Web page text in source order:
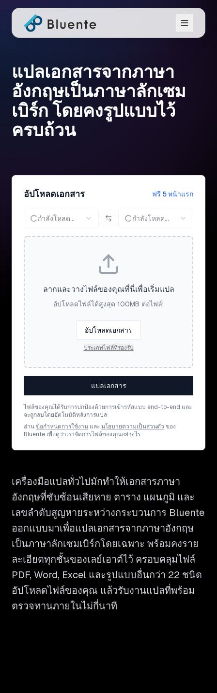
แปลเอกสารจากภาษา
อังกฤษเป็นภาษาลักเซม
เบิร์ก โดยคงรูปแบบไว้
ครบถ้วน
อัปโหลดเอกสาร ฟรี 5 หน้าแรก
กำลังโหลด... กำลังโหลด...
ลากและวางไฟล์ของคุณที่นี่เพื่อเริ่มแปล
อัปโหลดไฟล์ได้สูงสุด 100MB ต่อไฟล์!
อัปโหลดเอกสาร
ประเภทไฟล์ที่รองรับ
แปลเอกสาร
ไฟล์ของคุณได้รับการปกป้องด้วยการเข้ารหัสแบบ end-to-end และ
จะถูกลบโดยอัตโนมัติหลังการแปล
อ่านข้อกำหนดการใช้งาน และ นโยบายความเป็นส่วนตัว ของ
Bluente เพื่อดูว่าเราจัดการไฟล์ของคุณอย่างไร
เครื่องมือแปลทั่วไปมักทำให้เอกสารภาษา
อังกฤษที่ซับซ้อนเสียหาย ตาราง แผนภูมิ และ
เลขลำดับสูญหายระหว่างกระบวนการ Bluente
ออกแบบมาเพื่อแปลเอกสารจากภาษาอังกฤษ
เป็นภาษาลักเซมเบิร์กโดยเฉพาะ พร้อมคงราย
ละเอียดทุกชั้นของเลย์เอาต์ไว้ ครอบคลุมไฟล์
PDF, Word, Excel และรูปแบบอื่นกว่า 22 ชนิด
อัปโหลดไฟล์ของคุณ แล้วรับงานแปลที่พร้อม
ตรวจทานภายในไม่กี่นาที